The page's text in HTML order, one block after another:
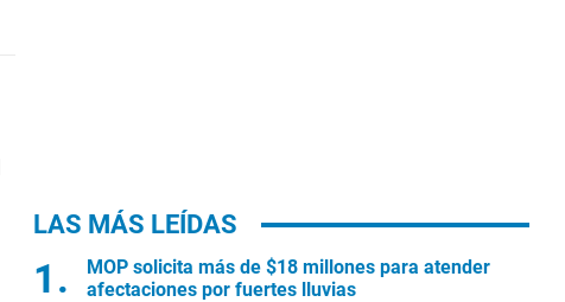
LAS MÁS LEÍDAS
MOP solicita más de $18 millones para atender
afectaciones por fuertes lluvias